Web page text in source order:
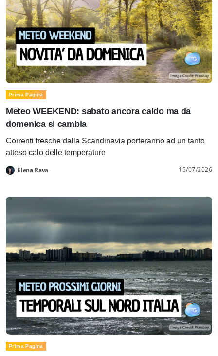
Prima Pagina
Meteo WEEKEND: sabato ancora caldo ma da
domenica si cambia
Correnti fresche dalla Scandinavia porteranno ad un tanto
atteso calo delle temperature
Elena Rava 15/07/2026
Prima Pagina